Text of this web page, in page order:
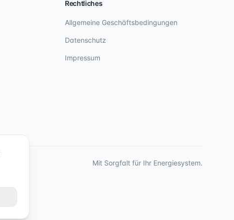
Rechtliches
Allgemeine Geschäftsbedingungen
Datenschutz
Impressum
Mit Sorgfalt für Ihr Energiesystem.